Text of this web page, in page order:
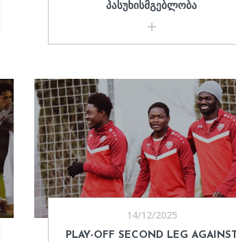
ᲞᲐᲡᲣᲮᲘᲡᲛᲒᲔᲑᲚᲝᲑᲐ
14/12/2025
PLAY-OFF SECOND LEG AGAINST